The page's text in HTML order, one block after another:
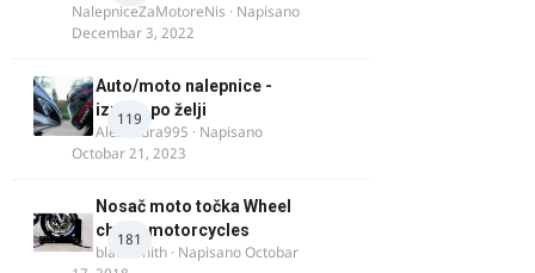
NalepniceZaMotoreNis · Napisano
Decembar 3, 2022
119
Auto/moto nalepnice -
izrada po želji
Alexandra995 · Napisano
Octobar 21, 2023
181
Nosač moto točka Wheel
chock motorcycles
blacksmith · NapisanoOctobar